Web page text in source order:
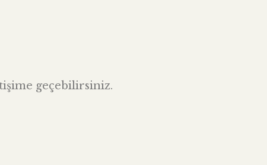
geçebilirsiniz.